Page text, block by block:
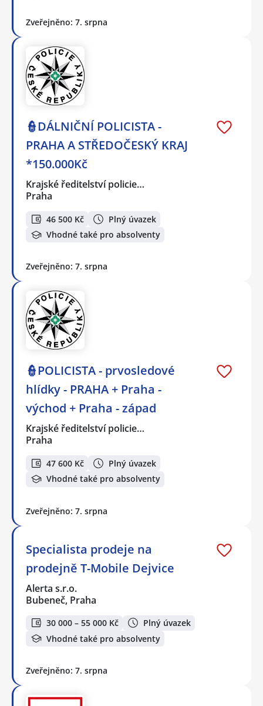
Zveřejněno: 7. srpna
👮DÁLNIČNÍ POLICISTA -
PRAHA A STŘEDOČESKÝ KRAJ
*150.000Kč
Krajské ředitelství policie…
Praha
46 500 Kč
Plný úvazek
Vhodné také pro absolventy
Zveřejněno: 7. srpna
👮POLICISTA - prvosledové
hlídky - PRAHA + Praha -
východ + Praha - západ
Krajské ředitelství policie…
Praha
47 600 Kč
Plný úvazek
Vhodné také pro absolventy
Zveřejněno: 7. srpna
Specialista prodeje na
prodejně T-Mobile Dejvice
Alerta s.r.o.
Bubeneč, Praha
30 000 – 55 000 Kč
Plný úvazek
Vhodné také pro absolventy
Zveřejněno: 7. srpna